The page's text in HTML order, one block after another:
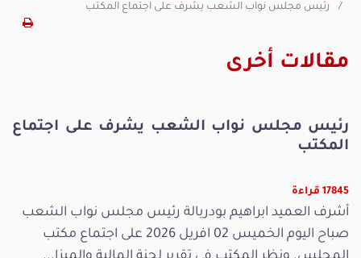
رئيس مجلس نواب الشعب يشرف على اجتماع المكتب
مقالات أخرى
رئيس مجلس نواب الشعب يشرف على اجتماع
المكتب
17845 قراءة
أشرف العميد ابراهيم بودربالة رئيس مجلس نواب الشعب
صباح اليوم الخميس 02 افريل 2026 على اجتماع مكتب